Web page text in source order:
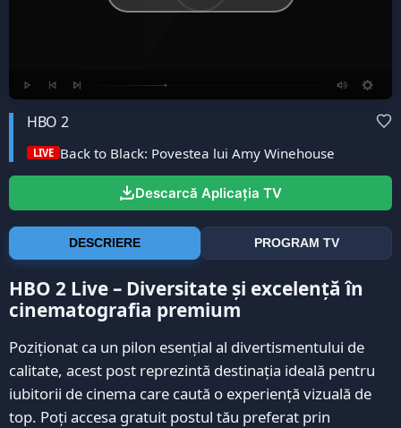
HBO 2
LIVE Back to Black: Povestea lui Amy Winehouse
Descarcă Aplicația TV
DESCRIERE PROGRAM TV
HBO 2 Live – Diversitate și excelență în
cinematografia premium
Poziționat ca un pilon esențial al divertismentului de
calitate, acest post reprezintă destinația ideală pentru
iubitorii de cinema care caută o experiență vizuală de
top. Poți accesa gratuit postul tău preferat prin